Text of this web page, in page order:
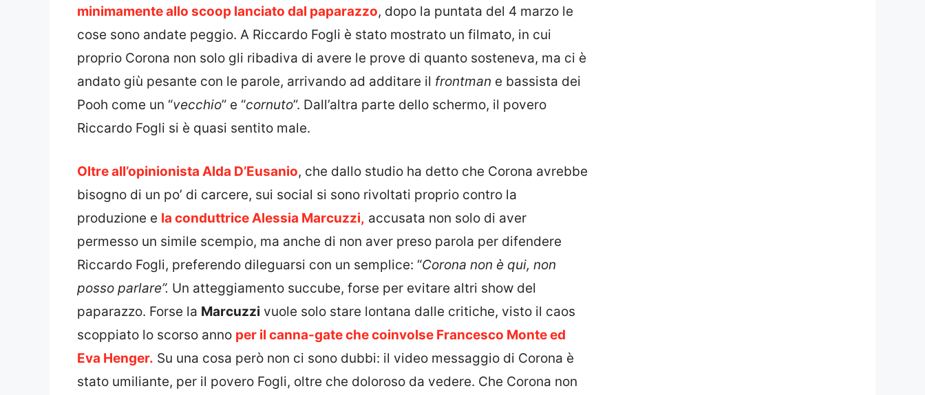
minimamente allo scoop lanciato dal paparazzo, dopo la puntata del 4 marzo le
cose sono andate peggio. A Riccardo Fogli è stato mostrato un filmato, in cui
proprio Corona non solo gli ribadiva di avere le prove di quanto sosteneva, ma ci è
andato giù pesante con le parole, arrivando ad additare il frontman e bassista dei
Pooh come un “vecchio” e “cornuto”. Dall’altra parte dello schermo, il povero
Riccardo Fogli si è quasi sentito male.
Oltre all’opinionista Alda D’Eusanio, che dallo studio ha detto che Corona avrebbe
bisogno di un po’ di carcere, sui social si sono rivoltati proprio contro la
produzione e la conduttrice Alessia Marcuzzi, accusata non solo di aver
permesso un simile scempio, ma anche di non aver preso parola per difendere
Riccardo Fogli, preferendo dileguarsi con un semplice: “Corona non è qui, non
posso parlare”. Un atteggiamento succube, forse per evitare altri show del
paparazzo. Forse la Marcuzzi vuole solo stare lontana dalle critiche, visto il caos
scoppiato lo scorso anno per il canna-gate che coinvolse Francesco Monte ed
Eva Henger. Su una cosa però non ci sono dubbi: il video messaggio di Corona è
stato umiliante, per il povero Fogli, oltre che doloroso da vedere. Che Corona non